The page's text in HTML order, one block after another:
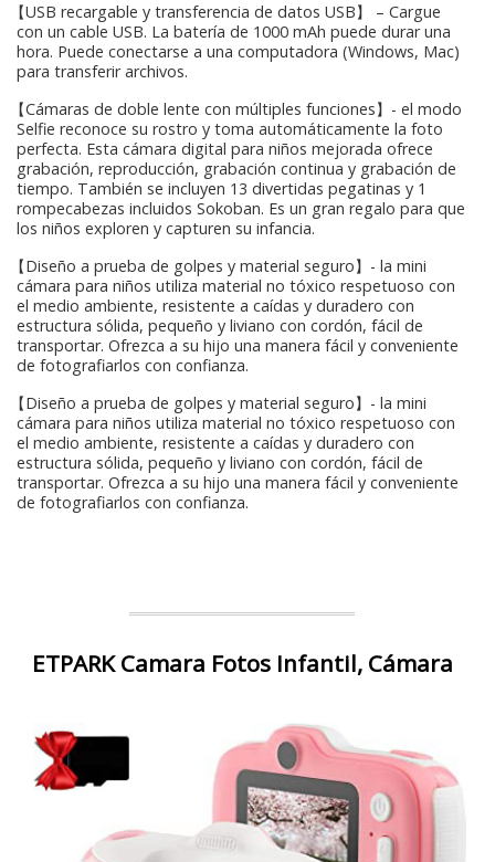
【USB recargable y transferencia de datos USB】 – Cargue
con un cable USB. La batería de 1000 mAh puede durar una
hora. Puede conectarse a una computadora (Windows, Mac)
para transferir archivos.
【Cámaras de doble lente con múltiples funciones】- el modo
Selfie reconoce su rostro y toma automáticamente la foto
perfecta. Esta cámara digital para niños mejorada ofrece
grabación, reproducción, grabación continua y grabación de
tiempo. También se incluyen 13 divertidas pegatinas y 1
rompecabezas incluidos Sokoban. Es un gran regalo para que
los niños exploren y capturen su infancia.
【Diseño a prueba de golpes y material seguro】- la mini
cámara para niños utiliza material no tóxico respetuoso con
el medio ambiente, resistente a caídas y duradero con
estructura sólida, pequeño y liviano con cordón, fácil de
transportar. Ofrezca a su hijo una manera fácil y conveniente
de fotografiarlos con confianza.
【Diseño a prueba de golpes y material seguro】- la mini
cámara para niños utiliza material no tóxico respetuoso con
el medio ambiente, resistente a caídas y duradero con
estructura sólida, pequeño y liviano con cordón, fácil de
transportar. Ofrezca a su hijo una manera fácil y conveniente
de fotografiarlos con confianza.
ETPARK Camara Fotos Infantil, Cámara